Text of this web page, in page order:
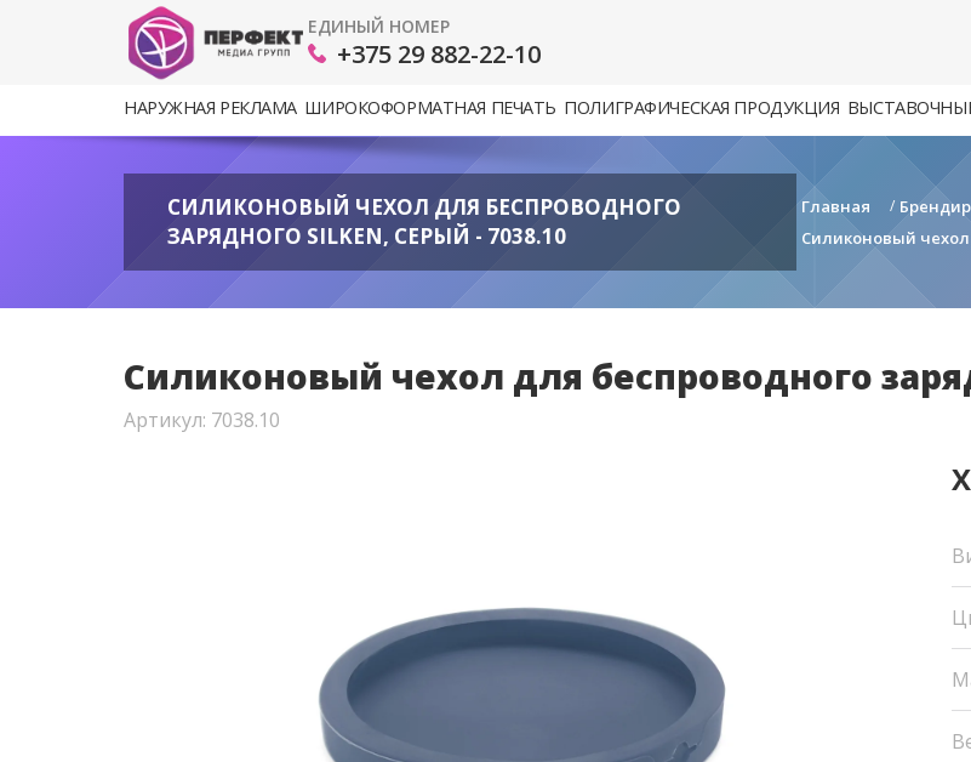
ЕДИНЫЙ НОМЕР
+375 29 882-22-10
НАРУЖНАЯ РЕКЛАМА ШИРОКОФОРМАТНАЯ ПЕЧАТЬ ПОЛИГРАФИЧЕСКАЯ ПРОДУКЦИЯ
СИЛИКОНОВЫЙ ЧЕХОЛ ДЛЯ БЕСПРОВОДНОГО
ЗАРЯДНОГО SILKEN, СЕРЫЙ - 7038.10
Главная /
Силиконовый чехол
Силиконовый чехол для беспроводного
Артикул: 7038.10